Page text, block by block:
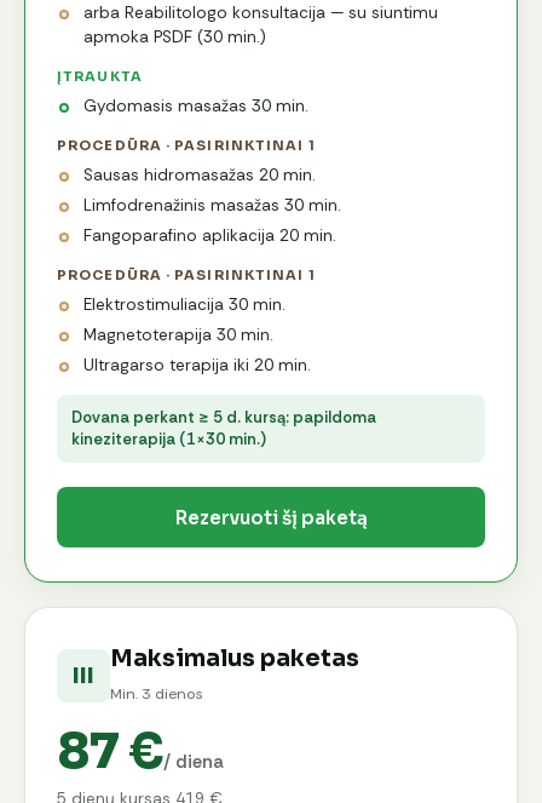
arba Reabilitologo konsultacija — su siuntimu
apmoka PSDF (30 min.)
ĮTRAUKTA
Gydomasis masažas 30 min.
PROCEDŪRA · PASIRINKTINAI 1
Sausas hidromasažas 20 min.
Limfodrenažinis masažas 30 min.
Fangoparafino aplikacija 20 min.
PROCEDŪRA · PASIRINKTINAI 1
Elektrostimuliacija 30 min.
Magnetoterapija 30 min.
Ultragarso terapija iki 20 min.
Dovana perkant ≥ 5 d. kursą: papildoma
kineziterapija (1×30 min.)
Rezervuoti šį paketą
III
Maksimalus paketas
Min. 3 dienos
87 €/ diena
5 dienų kursas 419 €